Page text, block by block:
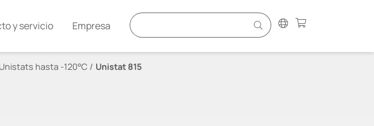
y servicio Empresa
Unistats hasta -120°C Unistat 815